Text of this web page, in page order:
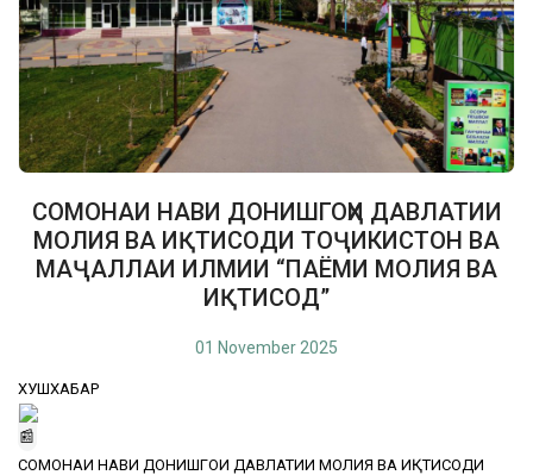
СОМОНАИ НАВИ ДОНИШГОҲИ ДАВЛАТИИ
МОЛИЯ ВА ИҚТИСОДИ ТОҶИКИСТОН ВА
МАҶАЛЛАИ ИЛМИИ “ПАЁМИ МОЛИЯ ВА
ИҚТИСОД”
01 November 2025
ХУШХАБАР
СОМОНАИ НАВИ ДОНИШГОҲИ ДАВЛАТИИ МОЛИЯ ВА ИҚТИСОДИ